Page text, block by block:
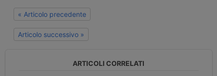
« Articolo precedente
Articolo successivo »
ARTICOLI CORRELATI